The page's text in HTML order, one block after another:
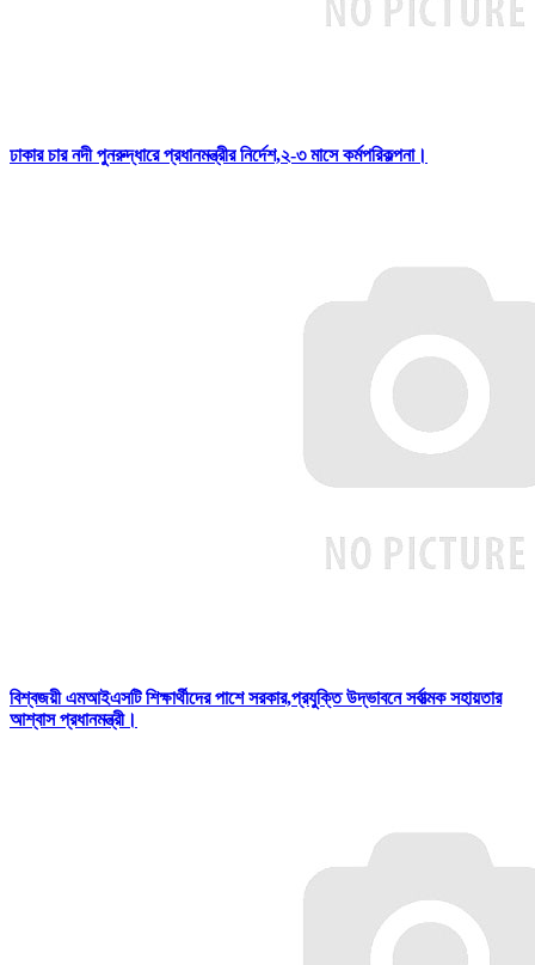
ঢাকার চার নদী পুনরুদ্ধারে প্রধানমন্ত্রীর নির্দেশ,২-৩ মাসে কর্মপরিকল্পনা।
বিশ্বজয়ী এমআইএসটি শিক্ষার্থীদের পাশে সরকার,প্রযুক্তি উদ্ভাবনে সর্বাত্মক সহায়তার
আশ্বাস প্রধানমন্ত্রী।